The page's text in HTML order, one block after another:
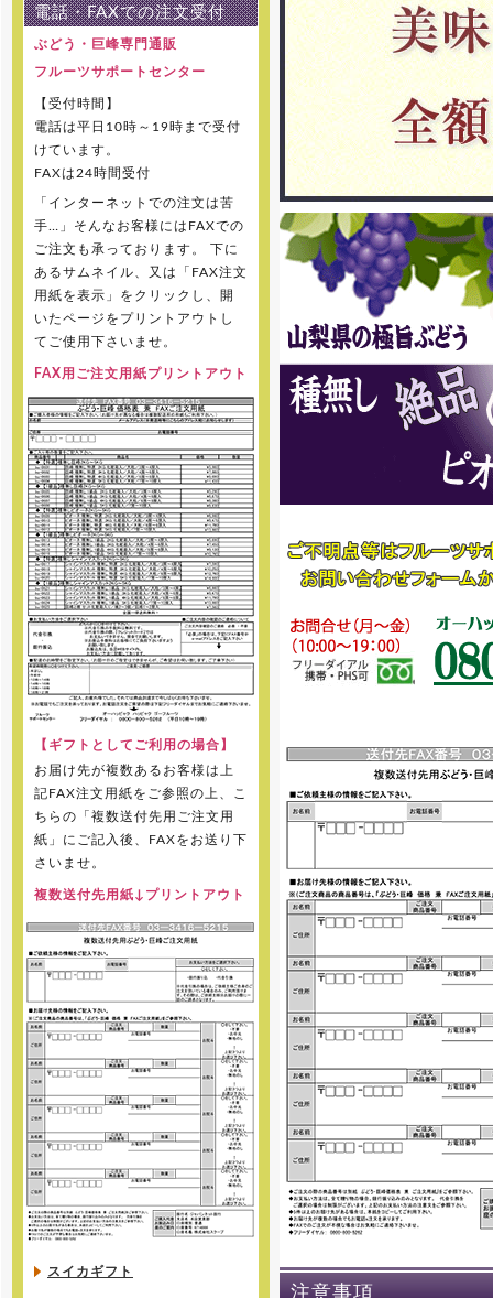
注意事項
電話・FAXでの注文受付
ぶどう・巨峰専門通販
フルーツサポートセンター
【受付時間】
電話は平日10時～19時まで受付
けています。
FAXは24時間受付
「インターネットでの注文は苦
手…」そんなお客様にはFAXでの
ご注文も承っております。 下に
あるサムネイル、又は「FAX注文
用紙を表示」をクリックし、開
いたページをプリントアウトし
てご使用下さいませ。
FAX用ご注文用紙プリントアウト
【ギフトとしてご利用の場合】
お届け先が複数あるお客様は上
記FAX注文用紙をご参照の上、こ
ちらの「複数送付先用ご注文用
紙」にご記入後、FAXをお送り下
さいませ。
複数送付先用紙↓プリントアウト
スイカギフト